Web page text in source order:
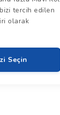
tercih edilen
olarak
Seçin